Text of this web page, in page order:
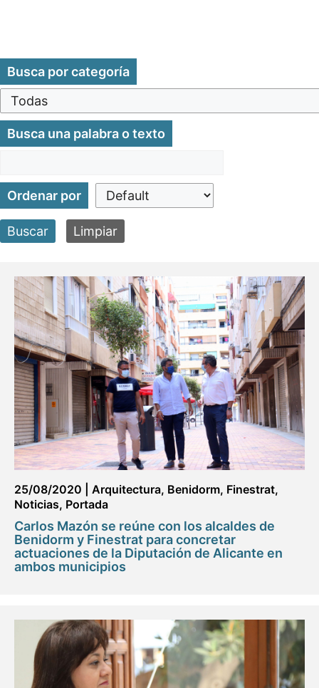
Busca por categoría
Busca una palabra o texto
Ordenar por
Buscar Limpiar
25/08/2020 Arquitectura, Benidorm, Finestrat,
Noticias, Portada
Carlos Mazón se reúne con los alcaldes de
Benidorm y Finestrat para concretar
actuaciones de la Diputación de Alicante en
ambos municipios